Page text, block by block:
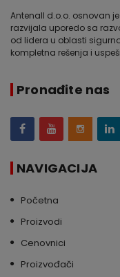
Antenall d.o.o. osnovan
razvijala uporedo sa
od lidera u oblasti
kompletna rešenja i
Pronađite nas
NAVIGACIJA
Početna
Proizvodi
Cenovnici
Proizvođači